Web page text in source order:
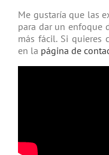
Me gustaría que las
para dar un enfoque
más fácil. Si quieres
en la página de